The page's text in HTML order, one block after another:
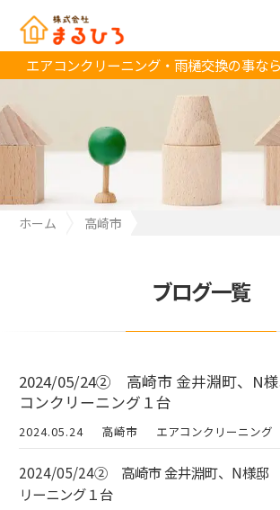
エアコンクリーニング・雨樋交換の事な
ホーム
高崎市
ブログ一覧
2024/05/24② 高崎市 金井淵町、N
コンクリーニング１台
2024.05.24 高崎市 エアコンクリーニング
2024/05/24② 高崎市 金井淵町、N様邸
リーニング１台